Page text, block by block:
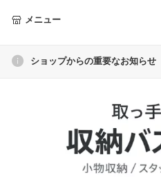
メニュー
ショップからの重要なお知らせ